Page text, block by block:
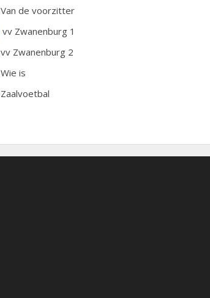
Van de voorzitter
vv Zwanenburg 1
vv Zwanenburg 2
Wie is
Zaalvoetbal